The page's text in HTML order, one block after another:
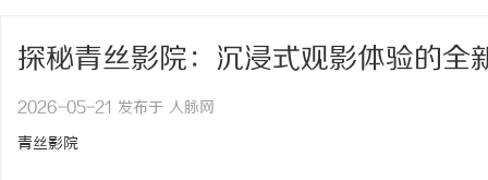
探秘青丝影院：沉浸式观影体验的全
2026-05-21 发布于 人脉网
青丝影院